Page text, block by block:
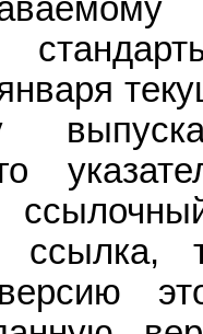
ссылка,